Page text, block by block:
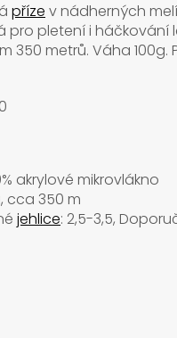
příze v nádherných
pro pletení i háčkování
metrů. Váha 100g.
akrylové mikrovlákno
cca 350 m
jehlice: 2,5-3,5,